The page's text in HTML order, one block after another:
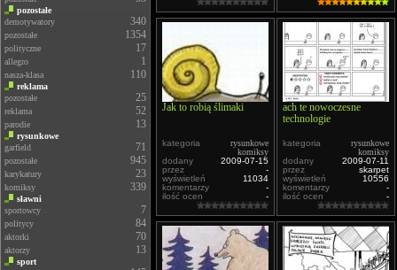
pozostałe
demotywatory
340
pozostałe 1354
polityczne 17
allegro 1
nasza-klasa 110
reklama
pozostałe
25
reklama 52
parodie 13
rysunkowe
garfield
71
pozostałe 945
karykatury 23
komiksy 339
sławni
sportowcy
7
politycy 84
aktorki 70
aktorzy 13
sport
Jak to robią ślimaki
kategoria
rysunkowe
komiksy
dodany
2009-07-15
przez
-
wyświetleń
11034
komentarzy
-
ilość ocen
-
ach te nowoczesne
technologie
kategoria
rysunkowe
komiksy
dodany
2009-07-11
przez
skarpet
wyświetleń
10556
komentarzy
-
ilość ocen
-